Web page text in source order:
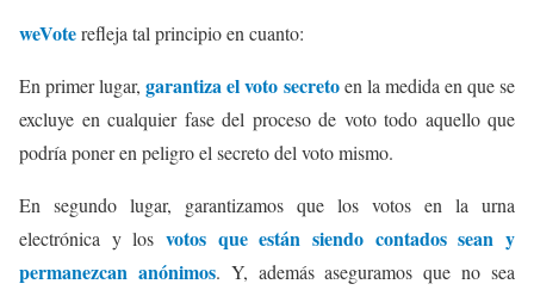
weVoterefleja tal principio en cuanto:
En primer lugar,garantiza el voto secretoen la medida en que se
excluye en cualquier fase del proceso de voto todo aquello que
podría poner en peligro el secreto del voto mismo.
En segundo lugar, garantizamos que los votos en la urna
electrónica y los votos que están siendo contados sean y
permanezcan anónimos. Y, además aseguramos que no sea